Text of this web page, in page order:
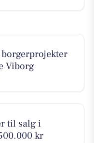
Viborg
til salg i
kr